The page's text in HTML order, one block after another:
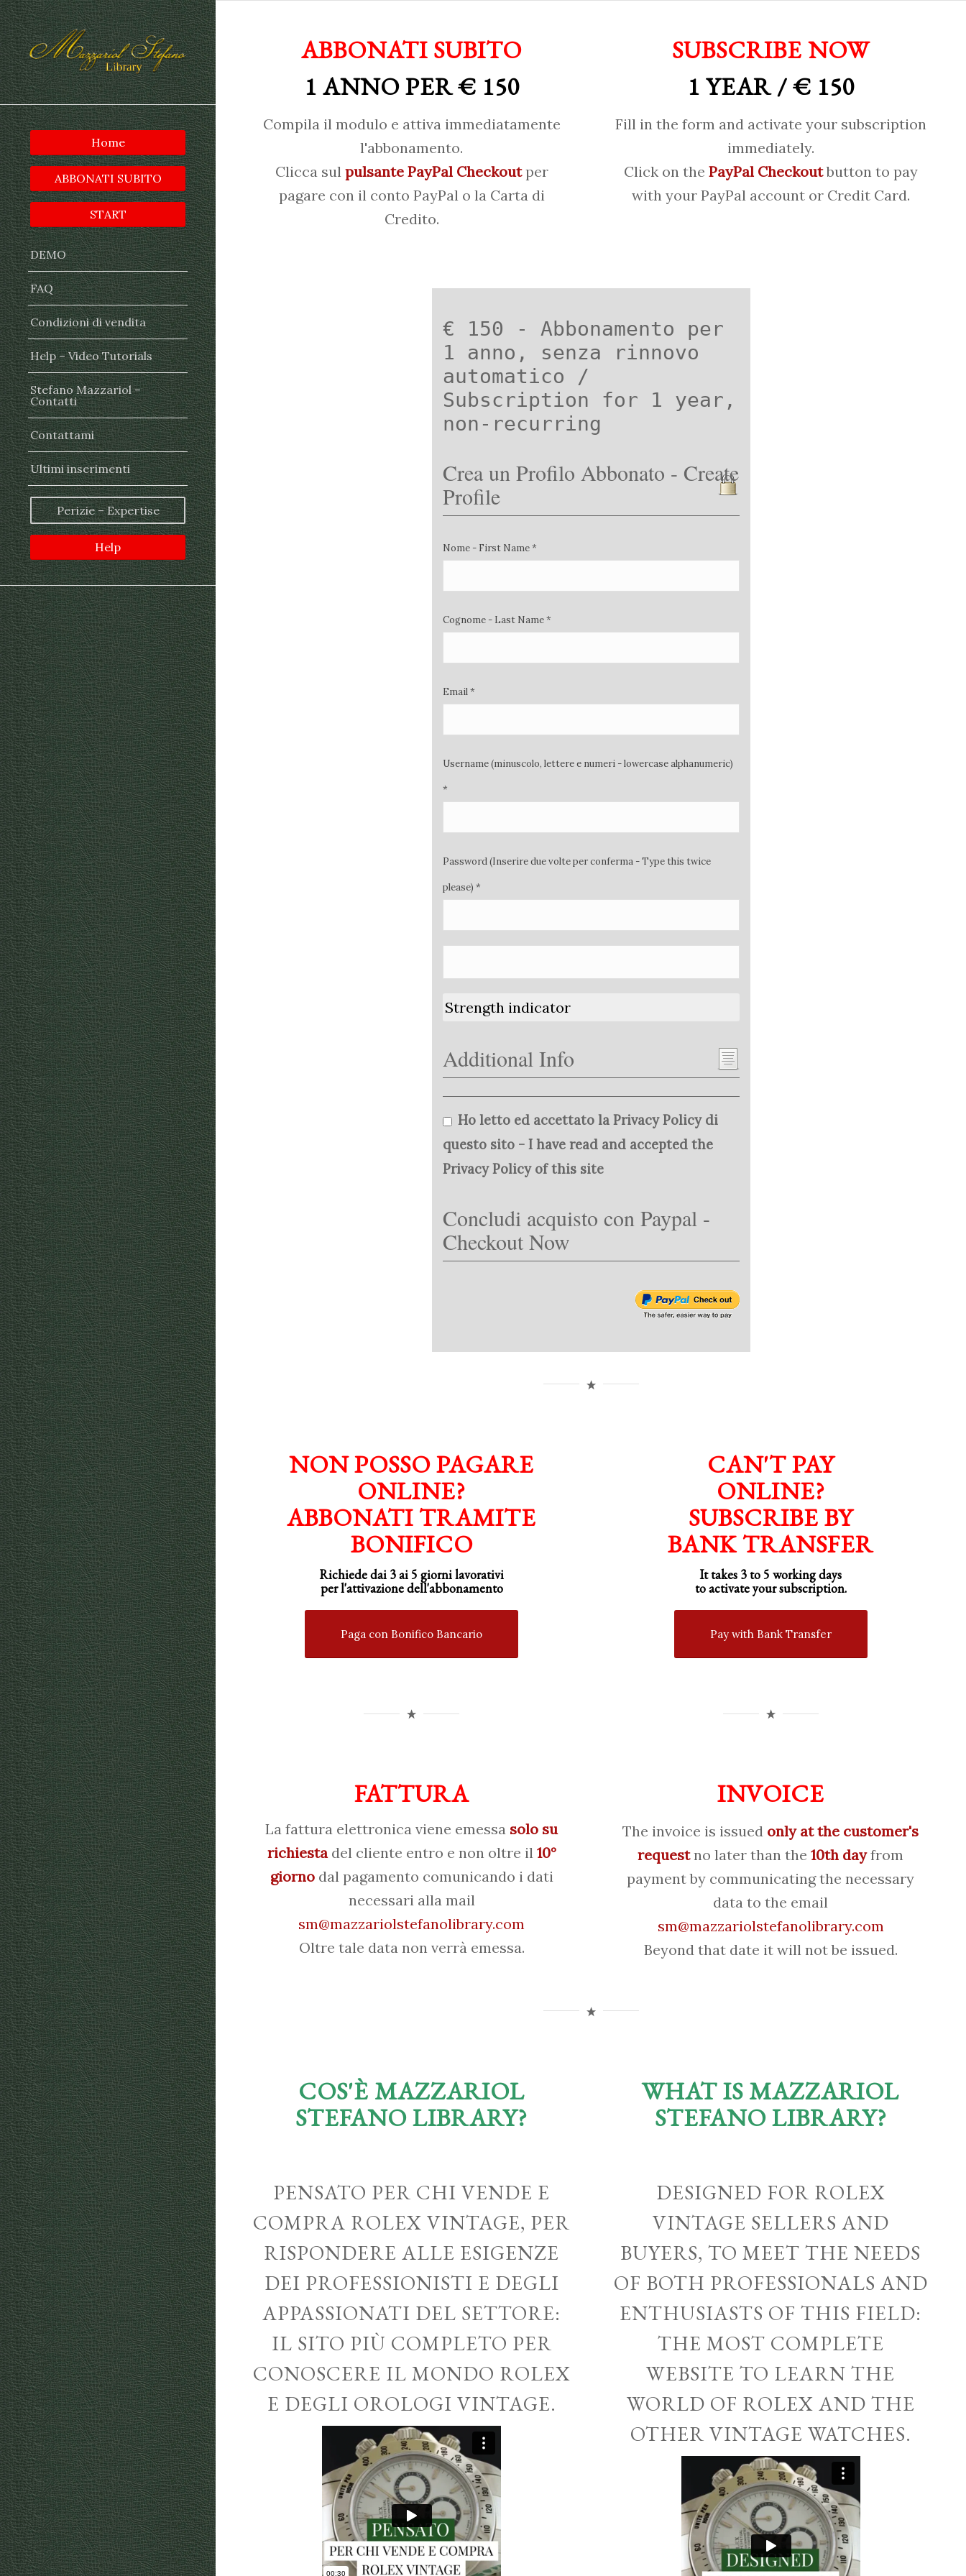
Home
ABBONATI SUBITO
START
DEMO
FAQ
Condizioni di vendita
Help – Video Tutorials
Stefano Mazzariol –
Contatti
Contattami
Ultimi inserimenti
Perizie – Expertise
Help
ABBONATI SUBITO
1 ANNO PER € 150
Compila il modulo e attiva immediatamente
l'abbonamento.
Clicca sul pulsante PayPal Checkoutper
pagare con il conto PayPal o la Carta di
Credito.
SUBSCRIBE NOW
1 YEAR / € 150
Fill in the form and activate your subscription
immediately.
Click on the PayPal Checkoutbutton to pay
with your PayPal account or Credit Card.
€ 150 - Abbonamento per
1 anno, senza rinnovo
automatico /
Subscription for 1 year,
non-recurring
Crea un Profilo Abbonato - Create
Profile
Nome - First Name *
Cognome - Last Name *
Email *
Username (minuscolo, lettere e numeri - lowercase alphanumeric)
*
Password (Inserire due volte per conferma - Type this twice
please) *
Strength indicator
Additional Info
Ho letto ed accettato la Privacy Policy di
questo sito - I have read and accepted the
Privacy Policy of this site
Concludi acquisto con Paypal -
Checkout Now
NON POSSO PAGARE
ONLINE?
ABBONATI TRAMITE
BONIFICO
Richiede dai 3 ai 5 giorni lavorativi
perl'attivazionedell'abbonamento
Paga con Bonifico Bancario
FATTURA
La fattura elettronica viene emessa solo su
richiestadel cliente entro e non oltre il 10°
giornodal pagamento comunicando i dati
necessari alla mail
sm@mazzariolstefanolibrary.com
Oltre tale data non verrà emessa.
CAN'T PAY
ONLINE?
SUBSCRIBE BY
BANK TRANSFER
It takes 3 to 5 working days
to activate your subscription.
Pay with Bank Transfer
INVOICE
The invoice is issued only at the customer's
requestno later than the10th dayfrom
payment by communicating the necessary
data to the email
sm@mazzariolstefanolibrary.com
Beyond that date it will not be issued.
COS'È MAZZARIOL
STEFANO LIBRARY?
WHAT IS MAZZARIOL
STEFANO LIBRARY?
PENSATO PER CHI VENDE E
COMPRA ROLEX VINTAGE, PER
RISPONDERE ALLE ESIGENZE
DEI PROFESSIONISTI E DEGLI
APPASSIONATI DEL SETTORE:
IL SITO PIÙ COMPLETO PER
CONOSCERE IL MONDO ROLEX
E DEGLI OROLOGI VINTAGE.
DESIGNED FOR ROLEX
VINTAGE SELLERS AND
BUYERS, TO MEET THE NEEDS
OF BOTH PROFESSIONALS AND
ENTHUSIASTS OF THIS FIELD:
THE MOST COMPLETE
WEBSITE TO LEARN THE
WORLD OF ROLEX AND THE
OTHER VINTAGE WATCHES.